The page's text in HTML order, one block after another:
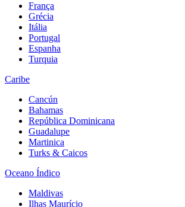
França
Grécia
Itália
Portugal
Espanha
Turquia
Caribe
Cancún
Bahamas
República Dominicana
Guadalupe
Martinica
Turks & Caicos
Oceano Índico
Maldivas
Ilhas Maurício